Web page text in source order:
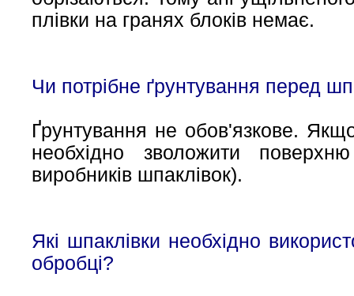
плівки на гранях блоків немає.
Чи потрібне ґрунтування перед
Ґрунтування не обов'язкове.
необхідно зволожити
виробників шпаклівок).
Які шпаклівки необхідно
обробці?